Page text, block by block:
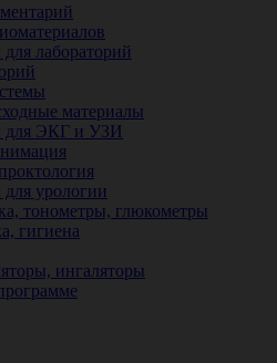
лабораторий
материалы
для ЭКГ и УЗИ
урологии
тонометры, глюкометры
гигиена
ингаляторы